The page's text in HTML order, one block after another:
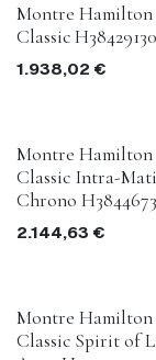
Montre Hamilton
Classic H38429130
1.938,02 €
Montre Hamilton
Classic Intra-
Chrono
2.144,63 €
Montre Hamilton
Classic Spirit of